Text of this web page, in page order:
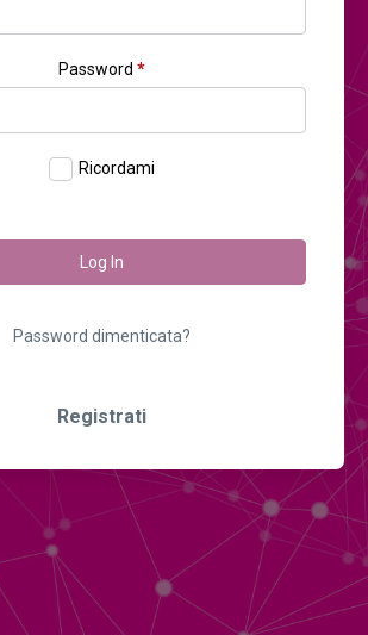
Password *
Ricordami
Log In
Password dimenticata?
Registrati